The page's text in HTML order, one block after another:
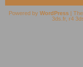
Powered by WordPress |
3ds.fr, r4